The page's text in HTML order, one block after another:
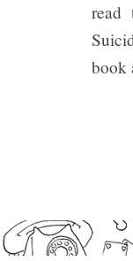
book